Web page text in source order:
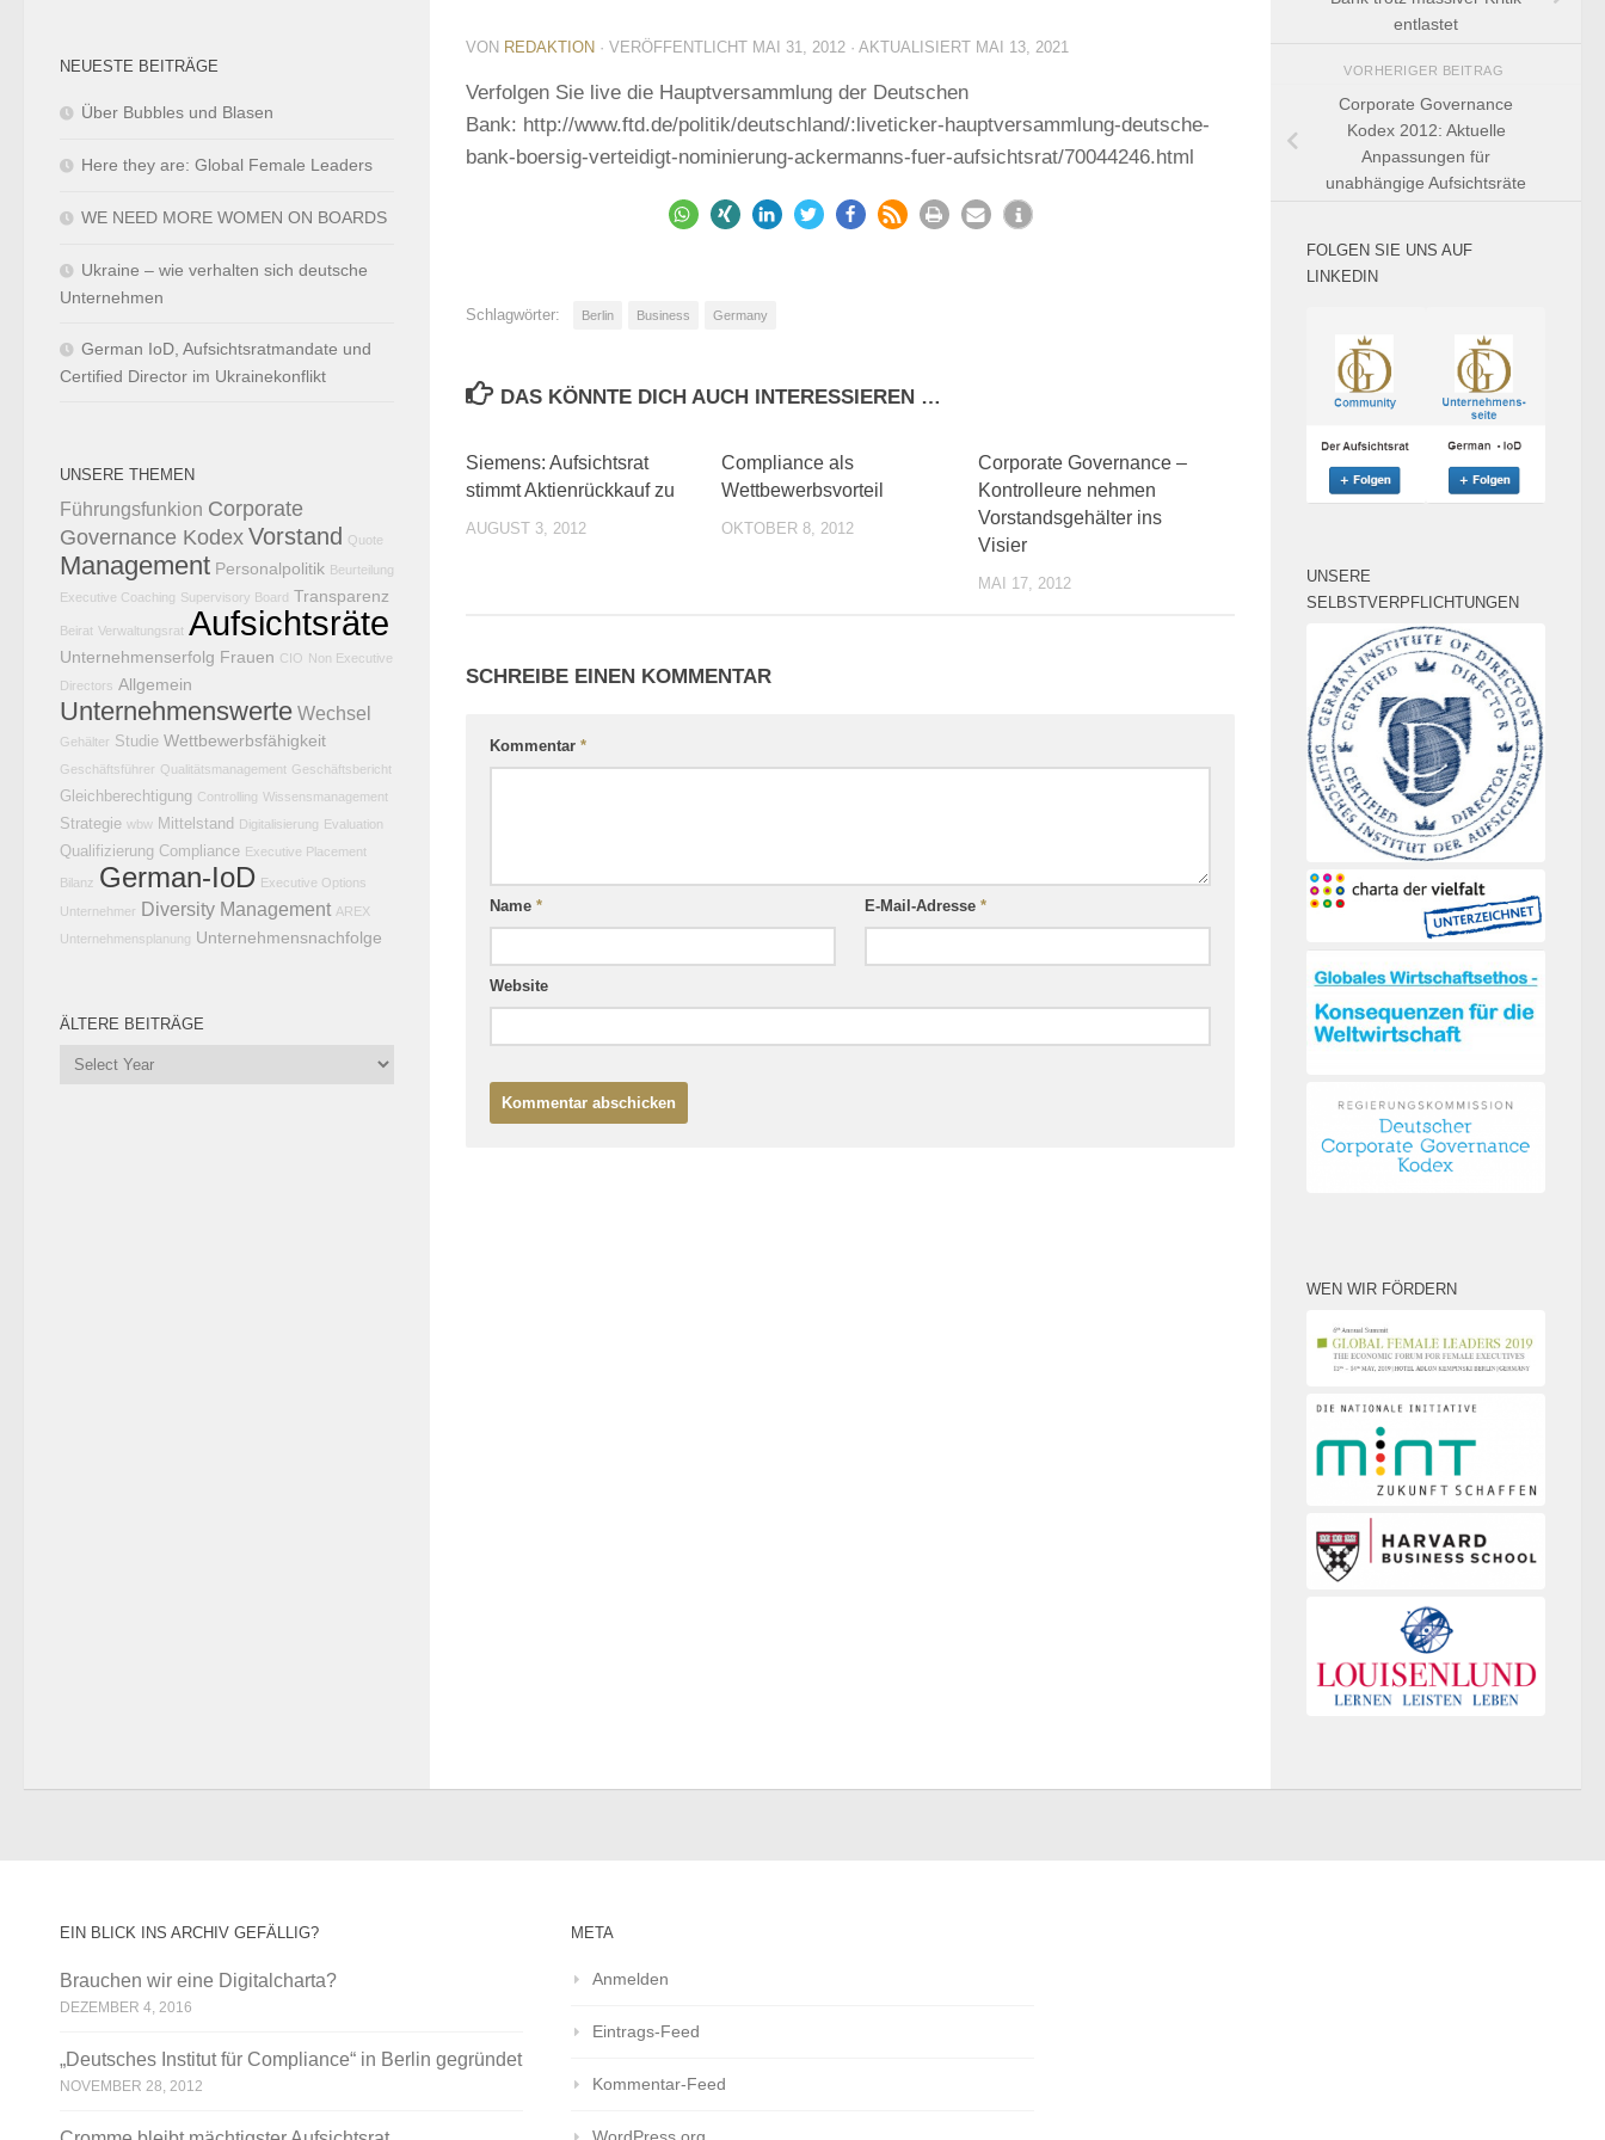
VON REDAKTION · VERÖFFENTLICHT MAI 31, 2012 · AKTUALISIERT MAI 13, 2021
Verfolgen Sie live die Hauptversammlung der Deutschen
Bank: http://www.ftd.de/politik/deutschland/:liveticker-hauptversammlung-deutsche-
bank-boersig-verteidigt-nominierung-ackermanns-fuer-aufsichtsrat/70044246.html
Schlagwörter: Berlin Business Germany
DAS KÖNNTE DICH AUCH INTERESSIEREN …
Siemens: Aufsichtsrat
stimmt Aktienrückkauf zu
AUGUST 3, 2012
Compliance als
Wettbewerbsvorteil
OKTOBER 8, 2012
Corporate Governance –
Kontrolleure nehmen
Vorstandsgehälter ins
Visier
MAI 17, 2012
SCHREIBE EINEN KOMMENTAR
Kommentar *
Name * E-Mail-Adresse*
Website
NEUESTE BEITRÄGE
Über Bubbles und Blasen
Here they are: Global Female Leaders
WE NEED MORE WOMEN ON BOARDS
Ukraine – wie verhalten sich deutsche
Unternehmen
German IoD, Aufsichtsratmandate und
Certified Director im Ukrainekonflikt
UNSERE THEMEN
Führungsfunkion Corporate
Governance Kodex Vorstand Quote
Management Personalpolitik Beurteilung
Executive Coaching Supervisory Board Transparenz
Beirat Verwaltungsrat Aufsichtsräte
Unternehmenserfolg Frauen CIO Non Executive
Directors Allgemein
Unternehmenswerte Wechsel
Gehälter Studie Wettbewerbsfähigkeit
Geschäftsführer Qualitätsmanagement Geschäftsbericht
Gleichberechtigung Controlling Wissensmanagement
Strategie wbw Mittelstand Digitalisierung Evaluation
Qualifizierung Compliance Executive Placement
Bilanz German-IoD Executive Options
Unternehmer Diversity Management AREX
Unternehmensplanung Unternehmensnachfolge
ÄLTERE BEITRÄGE
entlastet
VORHERIGER BEITRAG
Corporate Governance
Kodex 2012: Aktuelle
Anpassungen für
unabhängige Aufsichtsräte
FOLGEN SIE UNS AUF
LINKEDIN
UNSERE
SELBSTVERPFLICHTUNGEN
WEN WIR FÖRDERN
EIN BLICK INS ARCHIV GEFÄLLIG?
Brauchen wir eine Digitalcharta?
DEZEMBER 4, 2016
„Deutsches Institut für Compliance“ in Berlin gegründet
NOVEMBER 28, 2012
META
Anmelden
Eintrags-Feed
Kommentar-Feed
WordPress.org